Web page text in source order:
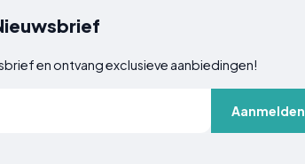
en ontvang exclusieve aanbiedingen!
Aanmelden